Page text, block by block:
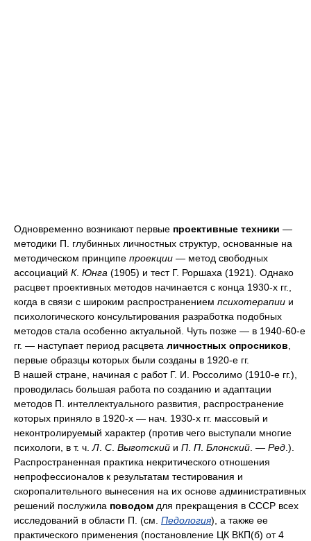
Одновременно возникают первые проективные техники —
методики П. глубинных личностных структур, основанные на
методическом принципе проекции — метод свободных
ассоциаций К. Юнга (1905) и тест Г. Роршаха (1921). Однако
расцвет проективных методов начинается с конца 1930-х гг.,
когда в связи с широким распространением психотерапии и
психологического консультирования разработка подобных
методов стала особенно актуальной. Чуть позже — в 1940-60-е
гг. — наступает период расцвета личностных опросников
первые образцы которых были созданы в 1920-е гг.
В нашей стране, начиная с работ Г. И. Россолимо (1910-е гг.),
проводилась большая работа по созданию и адаптации
методов П. интеллектуального развития, распространение
которых приняло в 1920-х — нач. 1930-х гг. массовый и
неконтролируемый характер (против чего выступали многие
психологи, в т. ч. Л С Выготский и П П Блонский — Ред .).
Распространенная практика некритического отношения
непрофессионалов к результатам тестирования и
скоропалительного вынесения на их основе административных
решений послужила поводом для прекращения в СССР всех
исследований в области П. (см. Педология), а также ее
практического применения (постановление ЦК ВКП(б) от 4